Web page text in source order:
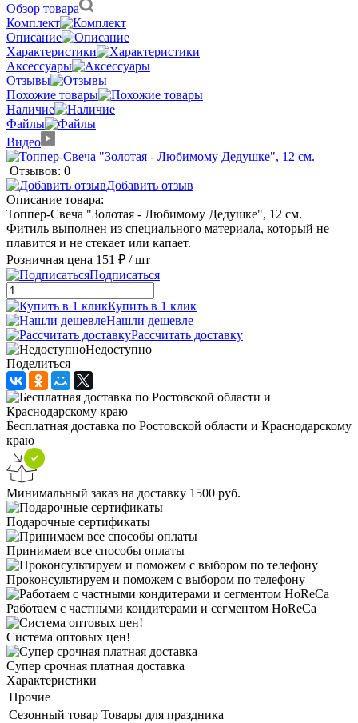
Обзор товара
Комплект
Описание
Характеристики
Аксессуары
Отзывы
Похожие товары
Наличие
Файлы
Видео
Отзывов: 0
Добавить отзыв
Описание товара:
Топпер-Свеча "Золотая - Любимому Дедушке", 12 см.
Фитиль выполнен из специального материала, который не
плавится и не стекает или капает.
Розничная цена 151 ₽ / шт
Подписаться
Купить в 1 клик
Нашли дешевле
Рассчитать доставку
Недоступно
Поделиться
Бесплатная доставка по Ростовской области и Краснодарскому
краю
Минимальный заказ на доставку 1500 руб.
Подарочные сертификаты
Принимаем все способы оплаты
Проконсультируем и поможем с выбором по телефону
Работаем с частными кондитерами и сегментом HoReCa
Система оптовых цен!
Супер срочная платная доставка
Характеристики
Прочие
Сезонный товар Товары для праздника